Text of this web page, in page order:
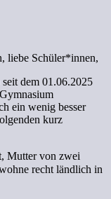
liebe Schüler*innen,
dem 01.06.2025
ein wenig besser
kurz
Mutter von zwei
recht ländlich in